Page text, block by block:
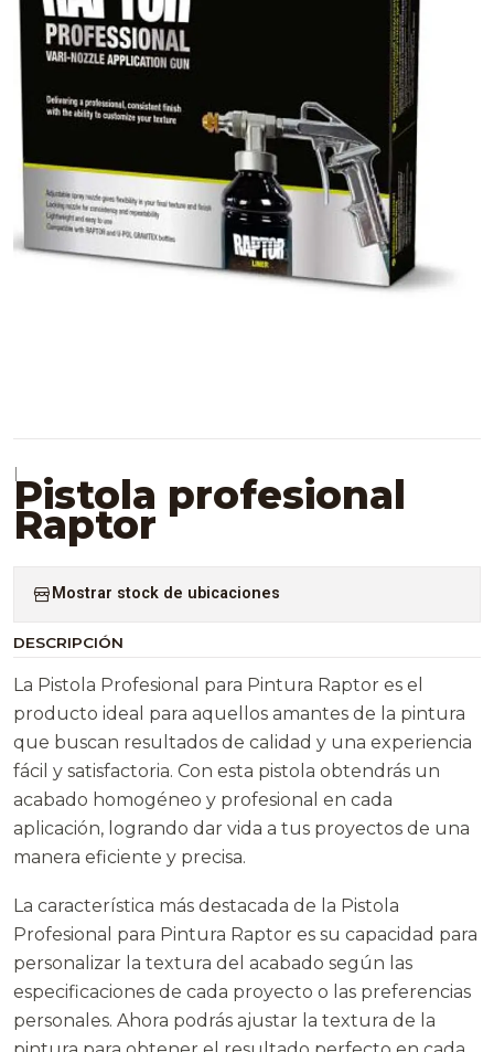
|Pistola profesional
Raptor
Mostrar stock de ubicaciones
DESCRIPCIÓN
La Pistola Profesional para Pintura Raptor es el
producto ideal para aquellos amantes de la pintura
que buscan resultados de calidad y una experiencia
fácil y satisfactoria. Con esta pistola obtendrás un
acabado homogéneo y profesional en cada
aplicación, logrando dar vida a tus proyectos de una
manera eficiente y precisa.
La característica más destacada de la Pistola
Profesional para Pintura Raptor es su capacidad para
personalizar la textura del acabado según las
especificaciones de cada proyecto o las preferencias
personales. Ahora podrás ajustar la textura de la